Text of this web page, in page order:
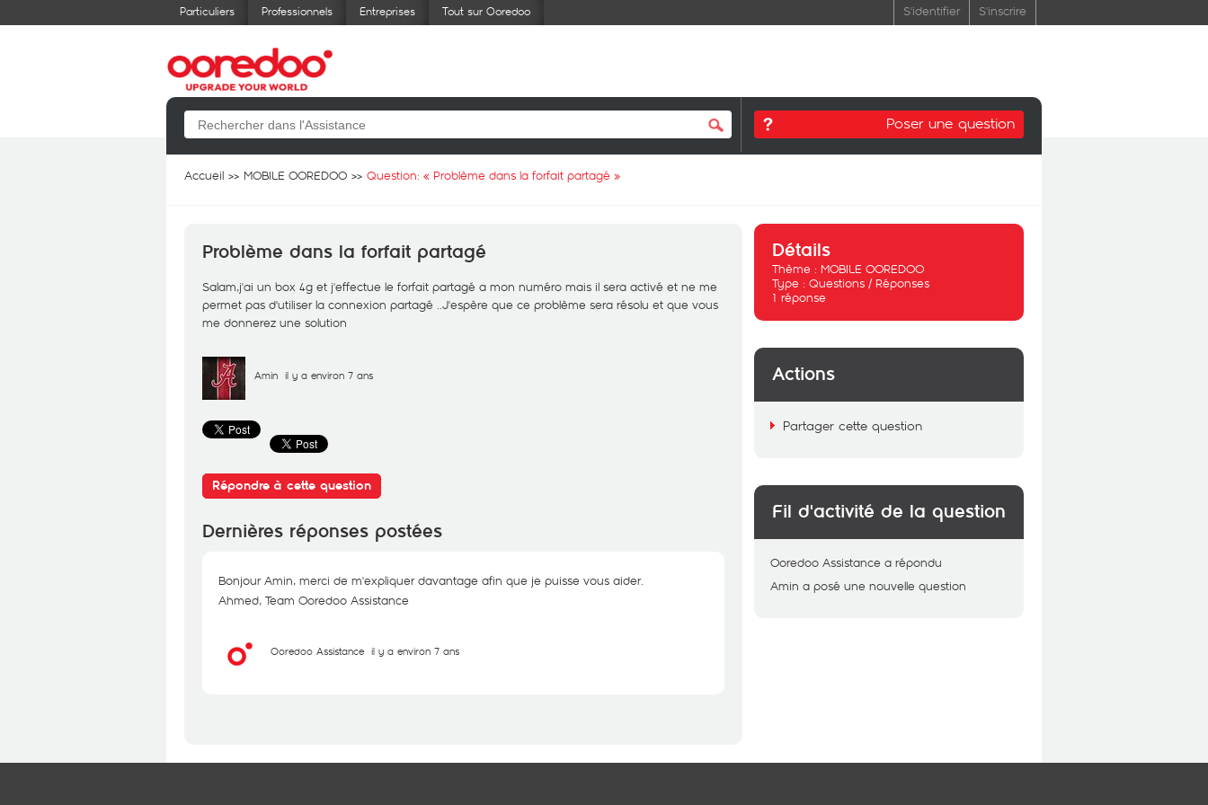
Particuliers Professionnels Entreprises Tout sur Ooredoo S'identifier S'inscrire
Poser une question
Accueil MOBILE OOREDOO Question: « Problème dans la forfait partagé »
Problème dans la forfait partagé
Salam,j'ai un box 4g et j'effectue le forfait partagé a mon numéro mais il sera activé et ne me
permet pas d'utiliser la connexion partagé ..J'espère que ce problème sera résolu et que vous
me donnerez une solution
Amin il y a environ 7 ans
Répondre à cette question
Dernières réponses postées
Bonjour Amin, merci de m'expliquer davantage afin que je puisse vous aider.
Ahmed, Team Ooredoo Assistance
Ooredoo Assistance il y a environ 7 ans
Détails
Thème : MOBILE OOREDOO
Type : Questions / Réponses
1 réponse
Actions
Partager cette question
Fil d'activité de la question
Ooredoo Assistance a répondu
Amin a posé une nouvelle question